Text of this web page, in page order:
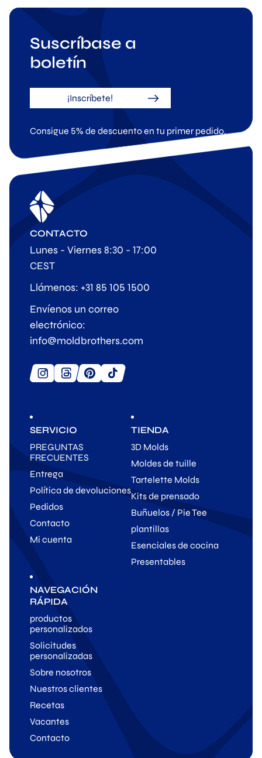
Suscríbase a
boletín
¡Inscríbete!
Consigue 5% de descuento en tu primer pedido.
SERVICIO
PREGUNTAS
FRECUENTES
Entrega
Política de devoluciones
Pedidos
Contacto
Mi cuenta
TIENDA
3D Molds
Moldes de tuille
Tartelette Molds
Kits de prensado
Buñuelos / Pie Tee
plantillas
Esenciales de cocina
Presentables
NAVEGACIÓN
RÁPIDA
productos
personalizados
Solicitudes
personalizadas
Sobre nosotros
Nuestros clientes
Recetas
Vacantes
Contacto
CONTACTO
Lunes - Viernes 8:30 - 17:00
CEST
Llámenos: +31 85 105 1500
Envíenos un correo
electrónico:
info@moldbrothers.com